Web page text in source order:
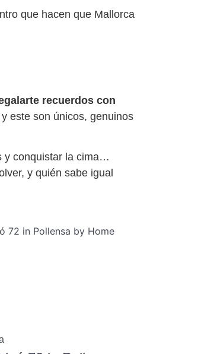
que hacen que Mallorca
recuerdos con
este son únicos, genuinos
y conquistar la cima…
y quién sabe igual